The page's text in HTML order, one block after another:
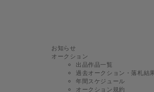
お知らせ
オークション
出品作品一覧
過去オークション・落札結
年間スケジュール
オークション規約